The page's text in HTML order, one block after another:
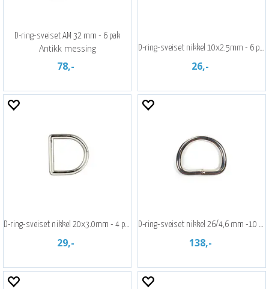
D-ring-sveiset AM 32 mm - 6 pak
Antikk messing
78,-
D-ring-sveiset nikkel 10x2.5mm - 6 pak
26,-
D-ring-sveiset nikkel 20x3.0mm - 4 pak
29,-
D-ring-sveiset nikkel 26/4,6 mm -10 pak
138,-